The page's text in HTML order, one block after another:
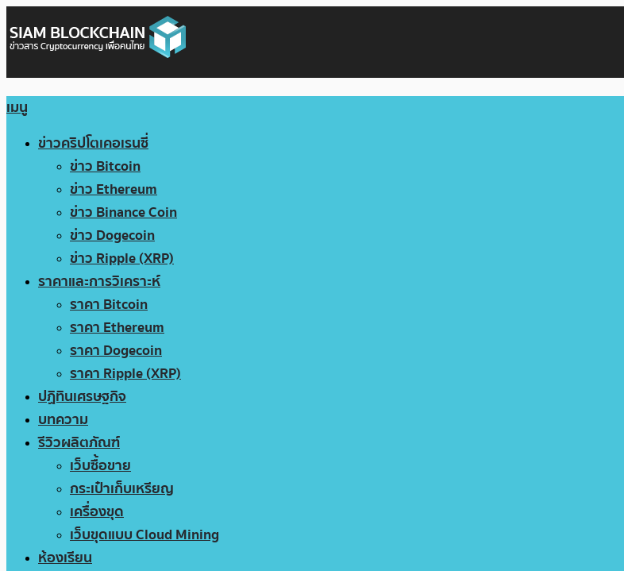
เมนู
ข่าวคริปโตเคอเรนซี่
ข่าว Bitcoin
ข่าว Ethereum
ข่าว Binance Coin
ข่าว Dogecoin
ข่าว Ripple (XRP)
ราคาและการวิเคราะห์
ราคา Bitcoin
ราคา Ethereum
ราคา Dogecoin
ราคา Ripple (XRP)
ปฏิทินเศรษฐกิจ
บทความ
รีวิวผลิตภัณฑ์
เว็บซื้อขาย
กระเป๋าเก็บเหรียญ
เครื่องขุด
เว็บขุดแบบ Cloud Mining
ห้องเรียน